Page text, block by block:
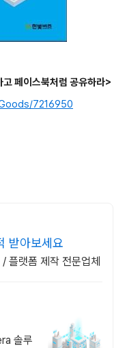
페이스북처럼 공유하라>
7216950
받아보세요
플랫폼 제작 전문업체
솔루